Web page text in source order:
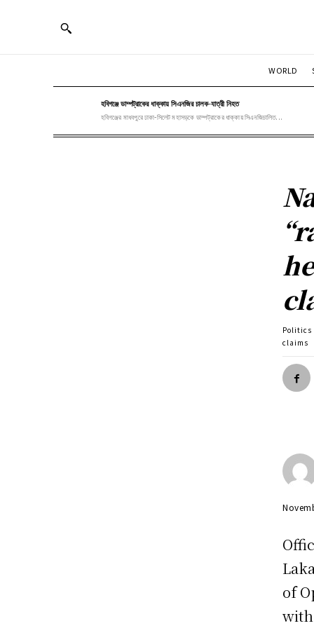
WORLD
হবিগঞ্জে ডাম্পট্রাকের ধাক্কায় সিএনজির চালক-যাত্রী নিহত
হবিগঞ্জের মাধবপুরে ঢাকা-সিলেট মহাসড়কে ডাম্পট্রাকের ধাক্কায় সিএনজিচালিত...
Politics
claims
of